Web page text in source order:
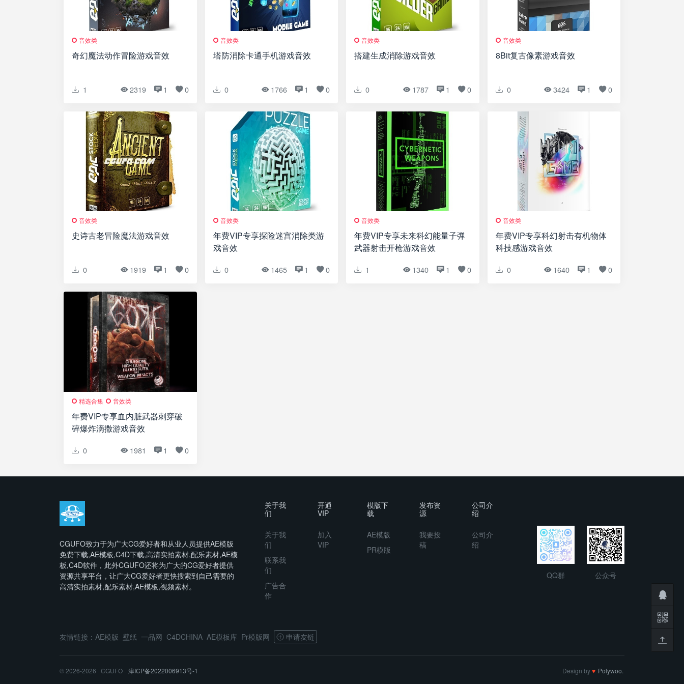
音效类
奇幻魔法动作冒险游戏音效
1 2319 1 0
音效类
塔防消除卡通手机游戏音效
0 1766 1 0
音效类
搭建生成消除游戏音效
0 1787 1 0
音效类
8Bit复古像素游戏音效
0 3424 1 0
音效类
史诗古老冒险魔法游戏音效
0 1919 1 0
音效类
年费VIP专享探险迷宫消除类游
戏音效
0 1465 1 0
音效类
年费VIP专享未来科幻能量子弹
武器射击开枪游戏音效
1 1340 1 0
音效类
年费VIP专享科幻射击有机物体
科技感游戏音效
0 1640 1 0
精选合集 音效类
年费VIP专享血内脏武器刺穿破
碎爆炸滴撒游戏音效
0 1981 1 0
CGUFO致力于为广大CG爱好者和从业人员提供AE模版
免费下载,AE模板,C4D下载,高清实拍素材,配乐素材,AE模
板,C4D软件，此外CGUFO还将为广大的CG爱好者提供
资源共享平台，让广大CG爱好者更快搜索到自己需要的
高清实拍素材,配乐素材,AE模板,视频素材。
关于我
们
关于我
们
联系我
们
广告合
作
开通
VIP
加入
VIP
模版下
载
AE模版
PR模版
发布资
源
我要投
稿
公司介
绍
公司介
绍
QQ群 公众号
友情链接： AE模版 壁纸 一品网 C4DCHINA AE模板库 Pr模版网 申请友链
© 2026-2026 CGUFO · 津ICP备2022006913号-1 Design by♥ Polywoo.